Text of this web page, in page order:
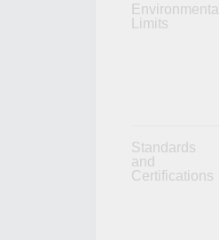
Environmental
Limits
Standards
and
Certifications